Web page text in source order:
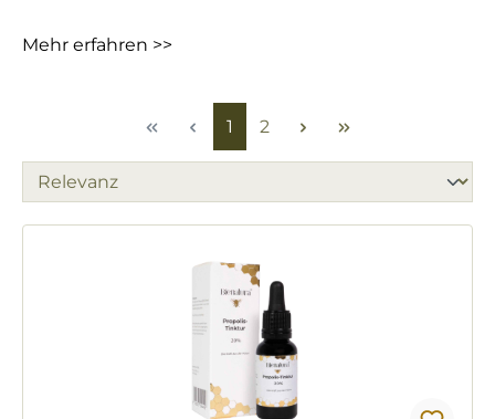
Mehr erfahren >>
Seite
1 Seite
2